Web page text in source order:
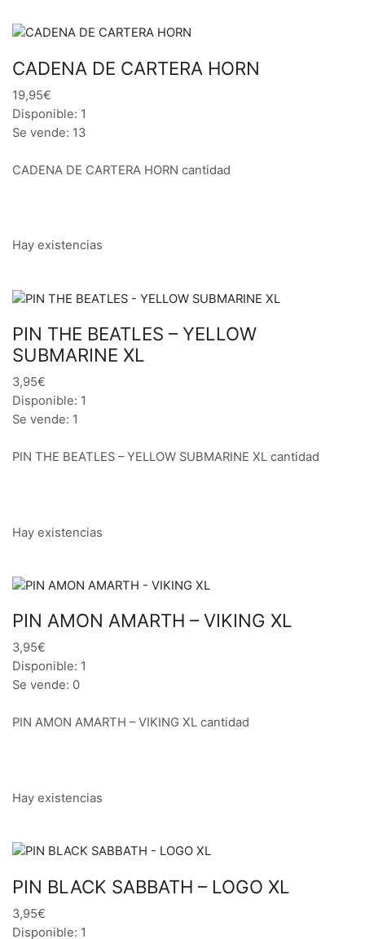
CADENA DE CARTERA HORN
19,95€
Disponible: 1
Se vende: 13
CADENA DE CARTERA HORN cantidad
Hay existencias
PIN THE BEATLES – YELLOW
SUBMARINE XL
3,95€
Disponible: 1
Se vende: 1
PIN THE BEATLES – YELLOW SUBMARINE XL cantidad
Hay existencias
PIN AMON AMARTH – VIKING XL
3,95€
Disponible: 1
Se vende: 0
PIN AMON AMARTH – VIKING XL cantidad
Hay existencias
PIN BLACK SABBATH – LOGO XL
3,95€
Disponible: 1